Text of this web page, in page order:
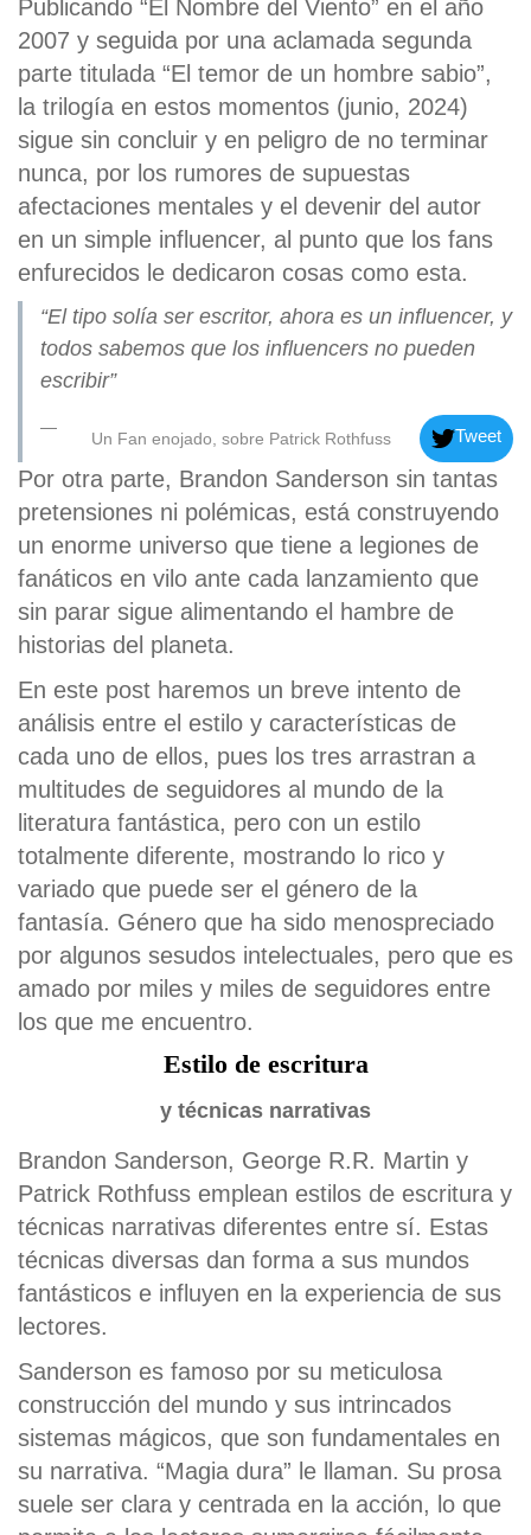
Publicando “El Nombre del Viento” en el año
2007 y seguida por una aclamada segunda
parte titulada “El temor de un hombre sabio”,
la trilogía en estos momentos (junio, 2024)
sigue sin concluir y en peligro de no terminar
nunca, por los rumores de supuestas
afectaciones mentales y el devenir del autor
en un simple influencer, al punto que los fans
enfurecidos le dedicaron cosas como esta.
“El tipo solía ser escritor, ahora es un influencer, y
todos sabemos que los influencers no pueden
escribir”
Un Fan enojado, sobre Patrick Rothfuss Tweet
Por otra parte, Brandon Sanderson sin tantas
pretensiones ni polémicas, está construyendo
un enorme universo que tiene a legiones de
fanáticos en vilo ante cada lanzamiento que
sin parar sigue alimentando el hambre de
historias del planeta.
En este post haremos un breve intento de
análisis entre el estilo y características de
cada uno de ellos, pues los tres arrastran a
multitudes de seguidores al mundo de la
literatura fantástica, pero con un estilo
totalmente diferente, mostrando lo rico y
variado que puede ser el género de la
fantasía. Género que ha sido menospreciado
por algunos sesudos intelectuales, pero que es
amado por miles y miles de seguidores entre
los que me encuentro.
Estilo de escritura
y técnicas narrativas
Brandon Sanderson, George R.R. Martin y
Patrick Rothfuss emplean estilos de escritura y
técnicas narrativas diferentes entre sí. Estas
técnicas diversas dan forma a sus mundos
fantásticos e influyen en la experiencia de sus
lectores.
Sanderson es famoso por su meticulosa
construcción del mundo y sus intrincados
sistemas mágicos, que son fundamentales en
su narrativa. “Magia dura” le llaman. Su prosa
suele ser clara y centrada en la acción, lo que